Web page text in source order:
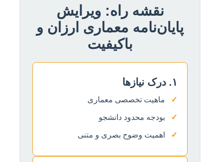
نقشه راه: ویرایش
پایان‌نامه معماری ارزان و
باکیفیت
۱. درک نیازها
✓ ماهیت تخصصی معماری
✓ بودجه محدود دانشجو
✓ اهمیت وضوح بصری و متنی